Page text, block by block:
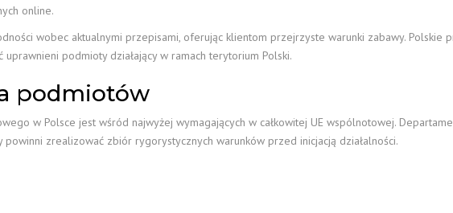
online.
wobec aktualnymi przepisami, oferując klientom przejrzyste warunki zabawy. Polskie
podmioty działający w ramach terytorium Polski.
podmiotów
w Polsce jest wśród najwyżej wymagających w całkowitej UE wspólnotowej.
zrealizować zbiór rygorystycznych warunków przed inicjacją działalności.